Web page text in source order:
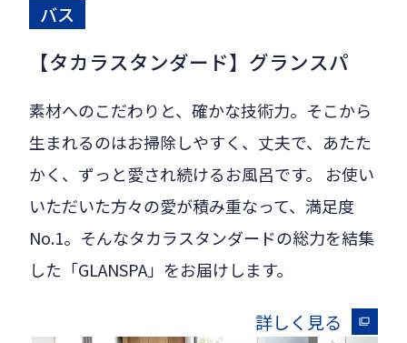
バス
【タカラスタンダード】グランスパ
素材へのこだわりと、確かな技術力。そこから
生まれるのはお掃除しやすく、丈夫で、あたた
かく、ずっと愛され続けるお風呂です。 お使い
いただいた方々の愛が積み重なって、満足度
No.1。そんなタカラスタンダードの総力を結集
した「GLANSPA」をお届けします。
詳しく見る